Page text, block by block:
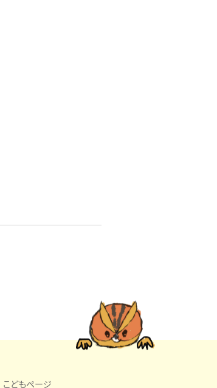
こどもページ